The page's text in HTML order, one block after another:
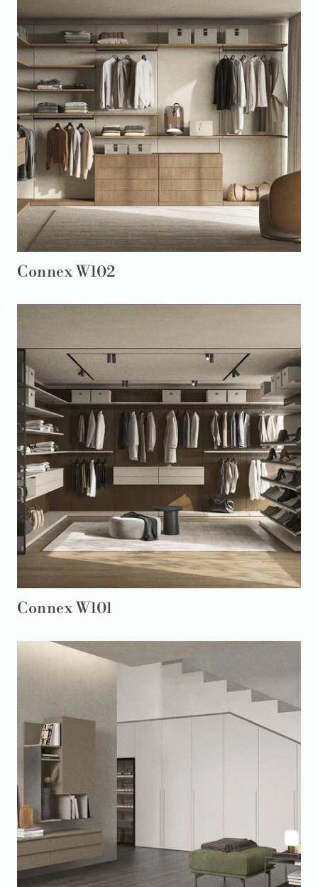
Connex W102
Connex W101